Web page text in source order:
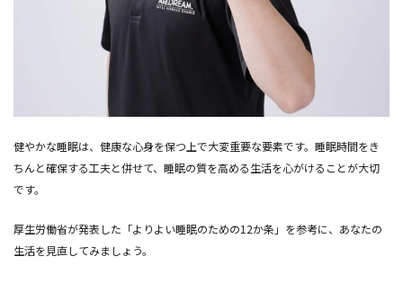
健やかな睡眠は、健康な心身を保つ上で大変重要な要素です。睡眠時間をき
ちんと確保する工夫と併せて、睡眠の質を高める生活を心がけることが大切
です。
厚生労働省が発表した「よりよい睡眠のための12か条」を参考に、あなたの
生活を見直してみましょう。